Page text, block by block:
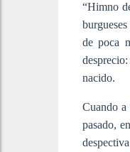
“Himno
de poca
nacido.
Cuando a
pasado,